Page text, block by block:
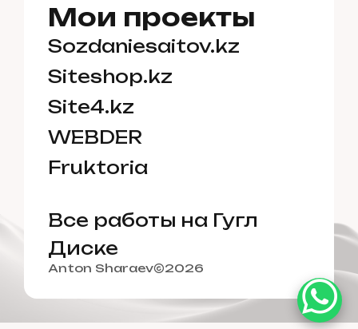
Мои проекты
Sozdaniesaitov.kz
Siteshop.kz
Site4.kz
WEBDER
Fruktoria
Все работы на Гугл
Диске
Anton Sharaev 2026